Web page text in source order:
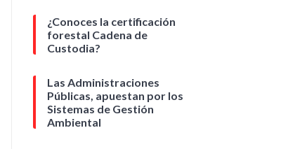
¿Conoces la certificación
forestal Cadena de
Custodia?
Las Administraciones
Públicas, apuestan por los
Sistemas de Gestión
Ambiental